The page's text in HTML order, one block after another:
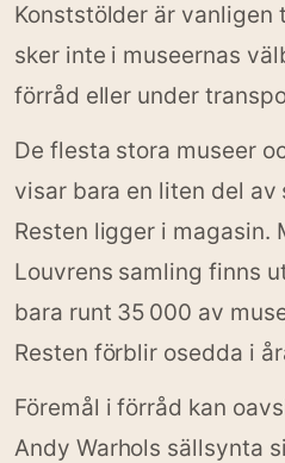
Konststölder är
sker inte i museernas
förråd eller under
De flesta stora museer
visar bara en liten del av
Resten ligger i magasin.
Louvrens samling finns
bara runt 35 000 av
Resten förblir osedda i
Föremål i förråd kan
Andy Warhols sällsynta